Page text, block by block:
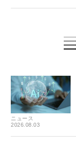
ニュース
2026.08.03